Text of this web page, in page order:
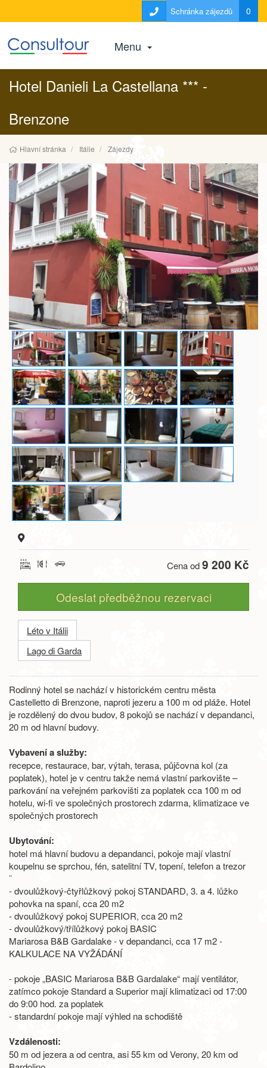
Schránka zájezdů 0
Menu
Hotel Danieli La Castellana *** -
Brenzone
Hlavní stránka Itálie Zájezdy
Cena od9 200 Kč
Odeslat předběžnou rezervaci
Léto v Itálii
Lago di Garda
Rodinný hotel se nachází v historickém centru města
Castelletto di Brenzone, naproti jezeru a 100 m od pláže. Hotel
je rozdělený do dvou budov, 8 pokojů se nachází v depandanci,
20 m od hlavní budovy.
Vybavení a služby:
recepce, restaurace, bar, výtah, terasa, půjčovna kol (za
poplatek), hotel je v centru takže nemá vlastní parkovište –
parkování na veřejném parkovišti za poplatek cca 100 m od
hotelu, wi-fi ve společných prostorech zdarma, klimatizace ve
společných prostorech
Ubytování:
hotel má hlavní budovu a depandanci, pokoje mají vlastní
koupelnu se sprchou, fén, satelitní TV, topení, telefon a trezor
¨
- dvoulůžkový-čtyřlůžkový pokoj STANDARD, 3. a 4. lůžko
pohovka na spaní, cca 20 m2
- dvoulůžkový pokoj SUPERIOR, cca 20 m2
- dvoulůžkový/třílůžkový pokoj BASIC
Mariarosa B&B Gardalake - v depandanci, cca 17 m2 -
KALKULACE NA VYŽÁDÁNÍ
- pokoje „BASIC Mariarosa B&B Gardalake“ mají ventilátor,
zatímco pokoje Standard a Superior mají klimatizaci od 17:00
do 9:00 hod. za poplatek
- standardní pokoje mají výhled na schodiště
Vzdálenosti:
50 m od jezera a od centra, asi 55 km od Verony, 20 km od